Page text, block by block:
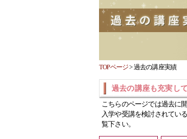
TOPページ>過去の講座実績
過去の講座も充実し
こちらのページでは過去に
入学や受講を検討されてい
覧下さい。